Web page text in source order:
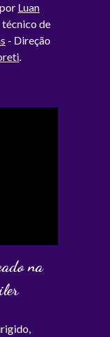
Luan
de
- Direção
.
na